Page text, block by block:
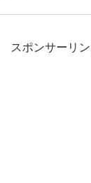
スポンサーリン